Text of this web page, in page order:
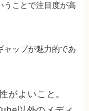
うことで注目度が高
ャップが魅力的であ
がよいこと。